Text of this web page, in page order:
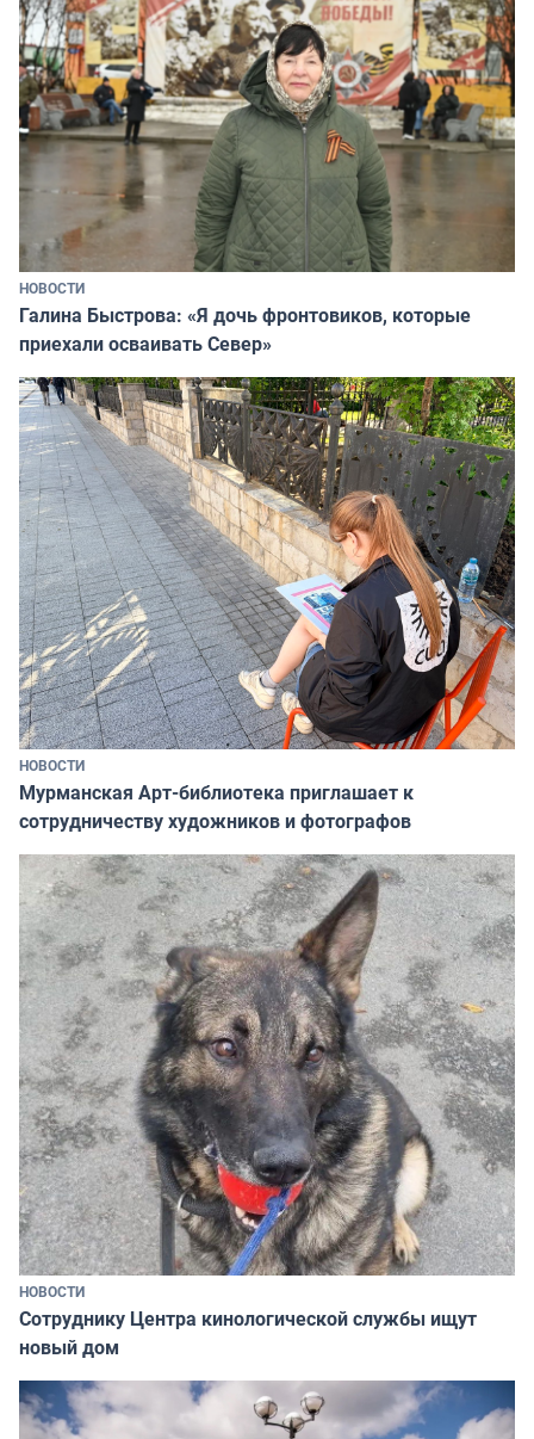
НОВОСТИ
Галина Быстрова: «Я дочь фронтовиков, которые
приехали осваивать Север»
НОВОСТИ
Мурманская Арт-библиотека приглашает к
сотрудничеству художников и фотографов
НОВОСТИ
Сотруднику Центра кинологической службы ищут
новый дом